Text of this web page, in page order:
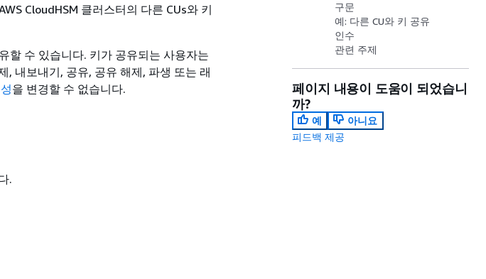
CloudHSM 클러스터의 다른 CUs와 키
할 수 있습니다. 키가 공유되는 사용자는
, 내보내기, 공유, 공유 해제, 파생 또는 래
을 변경할 수 없습니다.
.
구문
예: 다른 CU와 키 공유
인수
관련 주제
페이지 내용이 도움이 되었습니
까?
예
아니요
피드백 제공